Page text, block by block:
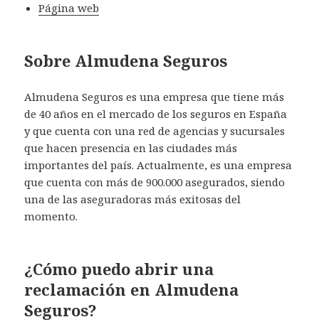
Página web
Sobre Almudena Seguros
Almudena Seguros es una empresa que tiene más
de 40 años en el mercado de los seguros en España
y que cuenta con una red de agencias y sucursales
que hacen presencia en las ciudades más
importantes del país. Actualmente, es una empresa
que cuenta con más de 900.000 asegurados, siendo
una de las aseguradoras más exitosas del
momento.
¿Cómo puedo abrir una
reclamación en Almudena
Seguros?